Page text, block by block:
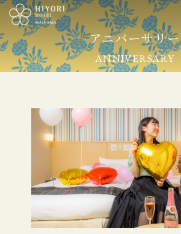
アニバーサリー
ANNIVERSARY